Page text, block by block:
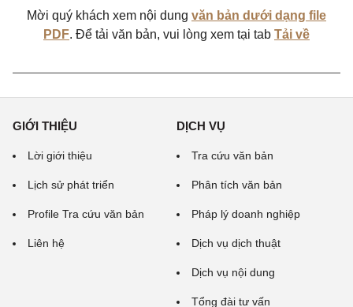
Mời quý khách xem nội dung văn bản dưới dạng file
PDF. Để tải văn bản, vui lòng xem tại tab Tải về
GIỚI THIỆU
Lời giới thiệu
Lịch sử phát triển
Profile Tra cứu văn bản
Liên hệ
DỊCH VỤ
Tra cứu văn bản
Phân tích văn bản
Pháp lý doanh nghiệp
Dịch vụ dịch thuật
Dịch vụ nội dung
Tổng đài tư vấn